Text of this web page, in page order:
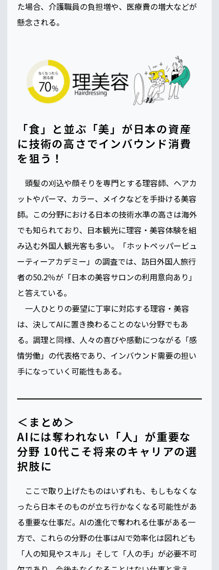
た場合、介護職員の負担増や、医療費の増大などが
懸念される。
「食」と並ぶ「美」が日本の資産
に技術の高さでインバウンド消費
を狙う！
頭髪の刈込や顔そりを専門とする理容師、ヘアカ
ットやパーマ、カラー、メイクなどを手掛ける美容
師。この分野における日本の技術水準の高さは海外
でも知られており、日本観光に理容・美容体験を組
み込む外国人観光客も多い。「ホットペッパービュ
ーティーアカデミー」の調査では、訪日外国人旅行
者の50.2％が「日本の美容サロンの利用意向あり」
と答えている。
一人ひとりの要望に丁寧に対応する理容・美容
は、決してAIに置き換わることのない分野でもあ
る。調理と同様、人々の喜びや感動につながる「感
情労働」の代表格であり、インバウンド需要の担い
手になっていく可能性もある。
＜まとめ＞
AIには奪われない「人」が重要な
分野 10代こそ将来のキャリアの選
択肢に
ここで取り上げたものはいずれも、もしもなくな
ったら日本そのものが立ち行かなくなる可能性があ
る重要な仕事だ。AIの進化で奪われる仕事がある一
方で、これらの分野の仕事はAIで効率化は図れども
「人の知見やスキル」そして「人の手」が必要不可